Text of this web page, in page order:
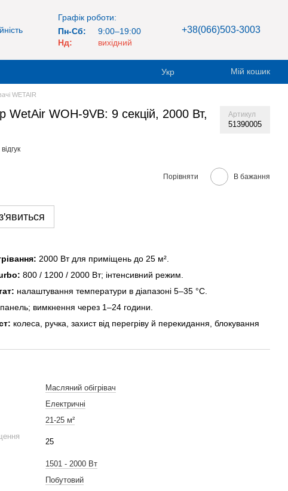
Графік роботи:
Пн-Сб:
9:00–19:00
Нд:
вихідний
+38(066)503-3003
Укр Мій кошик
WETAIR
WetAir WOH-9VB: 9 секцій, 2000 Вт,
Артикул
51390005
відгук
Порівняти В бажання
2000 Вт для приміщень до 25 м².
800 / 1200 / 2000 Вт; інтенсивний режим.
налаштування температури в діапазоні 5–35 °C.
вимкнення через 1–24 години.
колеса, ручка, захист від перегріву й перекидання, блокування
Масляний обігрівач
Електричні
21-25 м²
25
1501 - 2000 Вт
Побутовий